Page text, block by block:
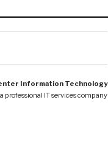
Information Technology
a professional IT services company